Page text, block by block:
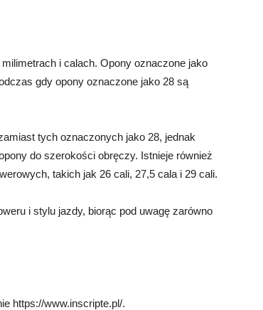
i calach. Opony oznaczone jako
gdy opony oznaczone jako 28 są
tych oznaczonych jako 28, jednak
do szerokości obręczy. Istnieje również
takich jak 26 cali, 27,5 cala i 29 cali.
i stylu jazdy, biorąc pod uwagę zarówno
https://www.inscripte.pl/.